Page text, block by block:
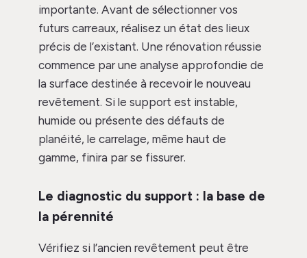
importante. Avant de sélectionner vos
futurs carreaux, réalisez un état des lieux
précis de l’existant. Une rénovation réussie
commence par une analyse approfondie de
la surface destinée à recevoir le nouveau
revêtement. Si le support est instable,
humide ou présente des défauts de
planéité, le carrelage, même haut de
gamme, finira par se fissurer.
Le diagnostic du support : la base de
la pérennité
Vérifiez si l’ancien revêtement peut être